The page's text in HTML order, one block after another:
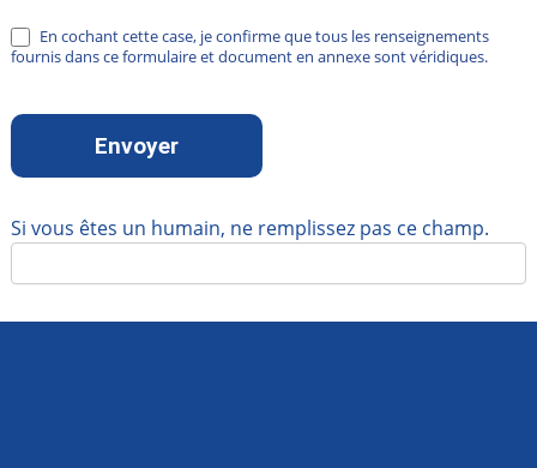
En cochant cette case, je confirme que tous les renseignements
fournis dans ce formulaire et document en annexe sont véridiques.
Envoyer
Si vous êtes un humain, ne remplissez pas ce champ.